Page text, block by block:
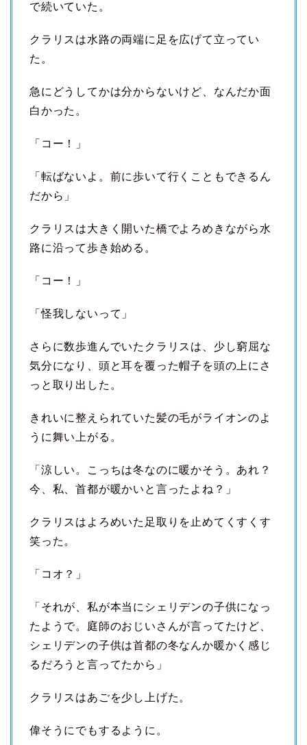
で続いていた。
クラリスは水路の両端に足を広げて立ってい
た。
急にどうしてかは分からないけど、なんだか面
白かった。
「コー！」
「転ばないよ。前に歩いて行くこともできるん
だから」
クラリスは大きく開いた橋でよろめきながら水
路に沿って歩き始める。
「コー！」
「怪我しないって」
さらに数歩進んでいたクラリスは、少し窮屈な
気分になり、頭と耳を覆った帽子を頭の上にさ
っと取り出した。
きれいに整えられていた髪の毛がライオンのよ
うに舞い上がる。
「涼しい。こっちは冬なのに暖かそう。あれ？
今、私、首都が暖かいと言ったよね？」
クラリスはよろめいた足取りを止めてくすくす
笑った。
「コオ？」
「それが、私が本当にシェリデンの子供になっ
たようで。庭師のおじいさんが言ってたけど、
シェリデンの子供は首都の冬なんか暖かく感じ
るだろうと言ってたから」
クラリスはあごを少し上げた。
偉そうにでもするように。